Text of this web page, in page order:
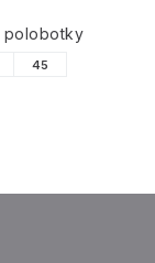
polobotky
45